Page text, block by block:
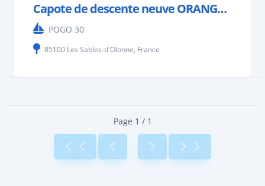
Capote de descente neuve ORANGE FLUO pour POGO 30.
POGO 30
85100 Les Sables-d'Olonne, France
Page 1 / 1